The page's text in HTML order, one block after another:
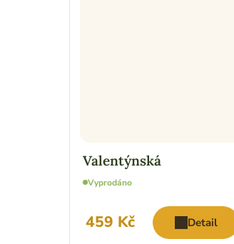
Valentýnská
Vyprodáno
459 Kč Detail